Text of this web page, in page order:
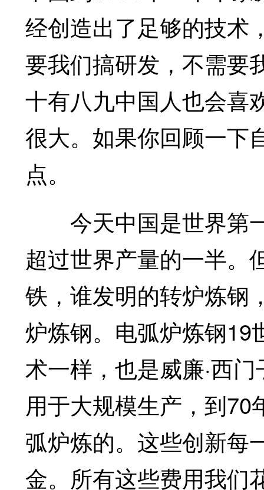
经创造出了足够的技术
要我们搞研发，不需要
十有八九中国人也会喜
很大。如果你回顾一下
点。
今天中国是世界第
超过世界产量的一半。
铁，谁发明的转炉炼钢
炉炼钢。电弧炉炼钢19
术一样，也是威廉·西
用于大规模生产，到
弧炉炼的。这些创新每
金。所有这些费用我们